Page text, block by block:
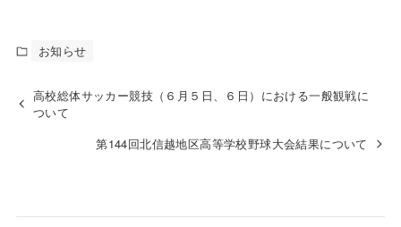
お知らせ
高校総体サッカー競技（６月５日、６日）における一般観戦に
ついて
第144回北信越地区高等学校野球大会結果について